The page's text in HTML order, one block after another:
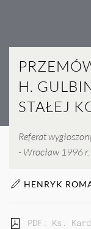
H.
STAŁEJ
Referat
- Wrocław 1996 r.
HENRYK
PDF: Ks.